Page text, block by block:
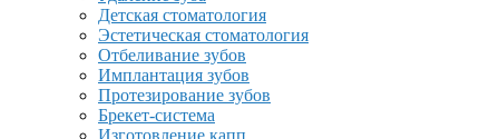
Детская стоматология
Эстетическая стоматология
Отбеливание зубов
Имплантация зубов
Протезирование зубов
Брекет-система
Изготовление капп